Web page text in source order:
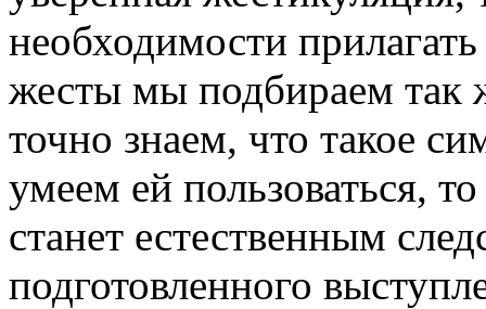
необходимости
жесты мы подбираем так
точно знаем, что такое
умеем ей пользоваться,
станет естественным
подготовленного